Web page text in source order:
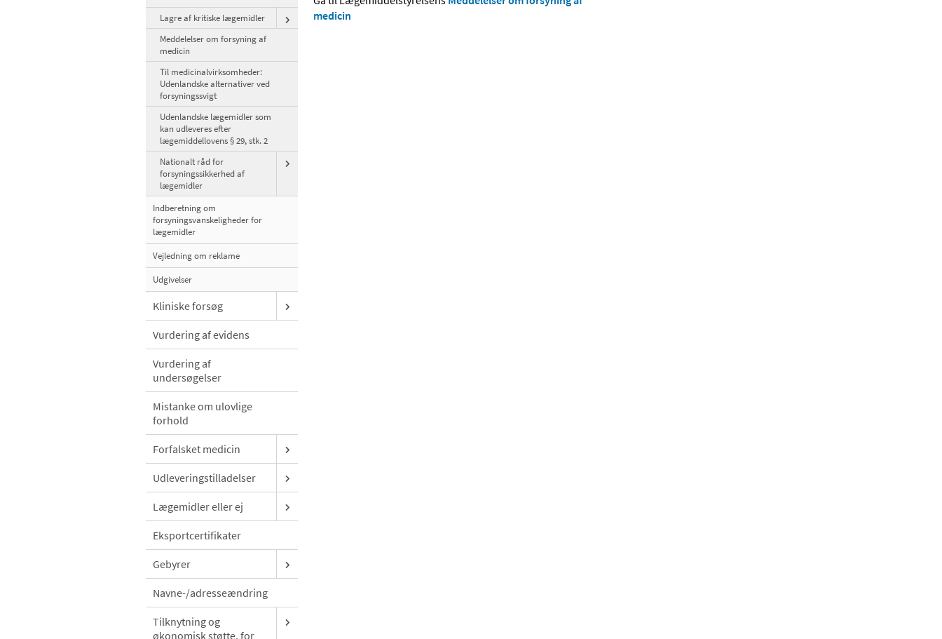
Lagre af kritiske lægemidler
Meddelelser om forsyning af
medicin
Til medicinalvirksomheder:
Udenlandske alternativer ved
forsyningssvigt
Udenlandske lægemidler som
kan udleveres efter
lægemiddellovens § 29, stk. 2
Nationalt råd for
forsyningssikkerhed af
lægemidler
Indberetning om
forsyningsvanskeligheder for
lægemidler
Vejledning om reklame
Udgivelser
Kliniske forsøg
Vurdering af evidens
Vurdering af
undersøgelser
Mistanke om ulovlige
forhold
Forfalsket medicin
Udleveringstilladelser
Lægemidler eller ej
Eksportcertifikater
Gebyrer
Navne-/adresseændring
Tilknytning og
økonomisk støtte, for
medicin